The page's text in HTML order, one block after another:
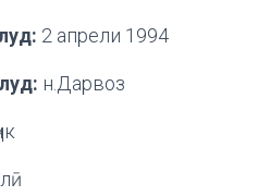
2 апрели 1994
н.Дарвоз